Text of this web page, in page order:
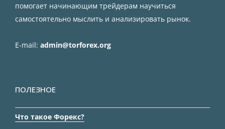
помогает начинающим трейдерам научиться
самостоятельно мыслить и анализировать рынок.
E-mail: admin@torforex.org
ПОЛЕЗНОЕ
Что такое Форекс?